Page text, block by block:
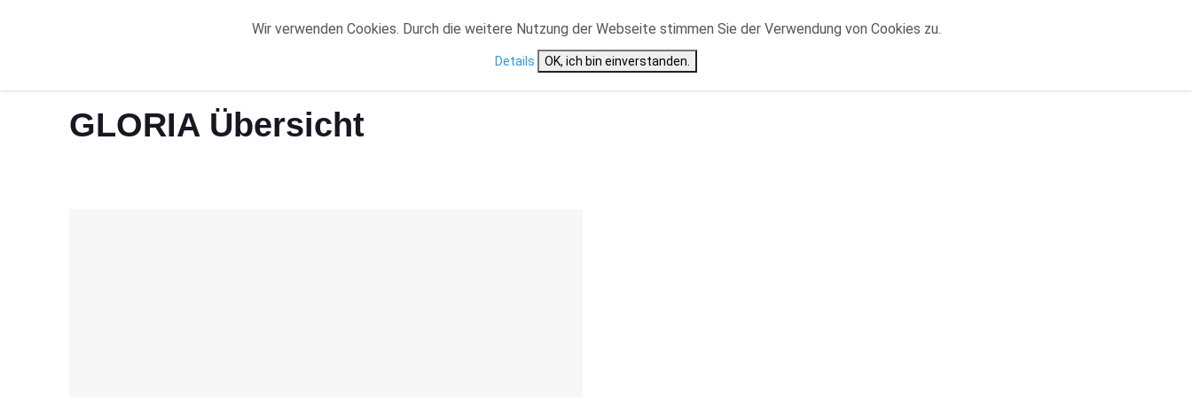
START ORTE VERANSTALTUNGSTYP NEWS CAST ÜBERSICHT
GLORIA Übersicht
Wir verwenden Cookies. Durch die weitere Nutzung der Webseite stimmen Sie der Verwendung von Cookies zu.
Details OK, ich bin einverstanden.